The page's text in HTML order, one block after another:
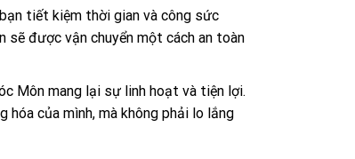
tiết kiệm thời gian và công sức
sẽ được vận chuyển một cách an toàn
Môn mang lại sự linh hoạt và tiện lợi.
hóa của mình, mà không phải lo lắng